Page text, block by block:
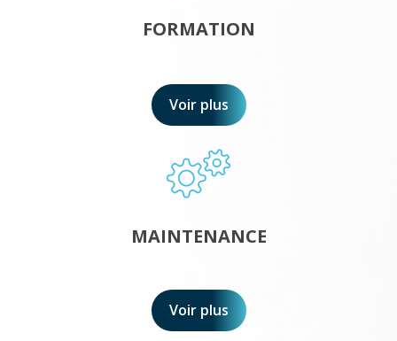
FORMATION
Voir plus
MAINTENANCE
Voir plus